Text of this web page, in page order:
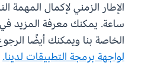
ساعة. يمكنك معرفة المزيد في
الخاصة بنا ويمكنك أيضًا
لواجهة برمجة التطبيقات لدينا.